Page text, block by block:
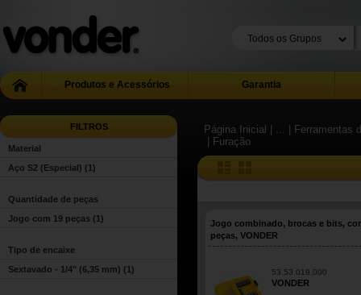
Produtos e Acessórios Garantia
FILTROS
Material
Aço S2 (Especial) (1)
Quantidade de peças
Jogo com 19 peças (1)
Tipo de encaixe
Sextavado - 1/4" (6,35 mm) (1)
Página Inicial | ...
|
| Furação
Jogo combinado, brocas e bits,
peças, VONDER
53.53.019.000
VONDER